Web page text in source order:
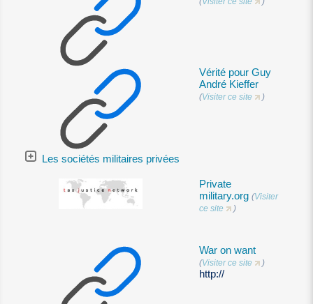
Vérité pour Guy
André Kieffer
(Visiter ce site )
Les sociétés militaires privées
Private
military.org (Visiter
ce site
)
War on want
(Visiter ce site )
http://